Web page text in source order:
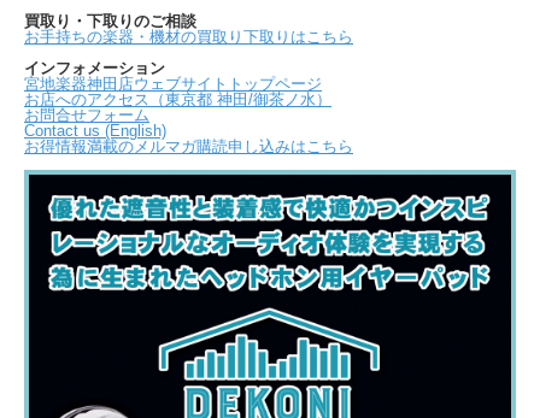
買取り・下取りのご相談
お手持ちの楽器・機材の買取り下取りはこちら
インフォメーション
宮地楽器神田店ウェブサイトトップページ
お店へのアクセス（東京都 神田/御茶ノ水）
お問合せフォーム
Contact us (English)
お得情報満載のメルマガ購読申し込みはこちら